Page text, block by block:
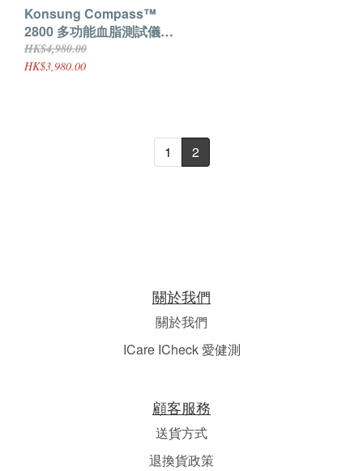
Konsung Compass™
2800 多功能血脂測試儀
(血糖/總膽固醇/ 高+低密度
膽固醇/ 三酸甘油脂)
HK$4,980.00
HK$3,980.00
1 2
關於我們
關於我們
ICare ICheck 愛健測
顧客服務
送貨方式
退換貨政策